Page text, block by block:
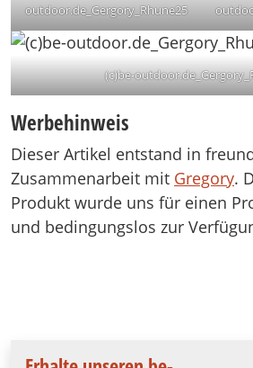
outdoor.de_Gergory_Rhune25
(c)be-
Werbehinweis
Dieser Artikel entstand in
Zusammenarbeit mit Gregory.
Produkt wurde uns für einen
und bedingungslos zur